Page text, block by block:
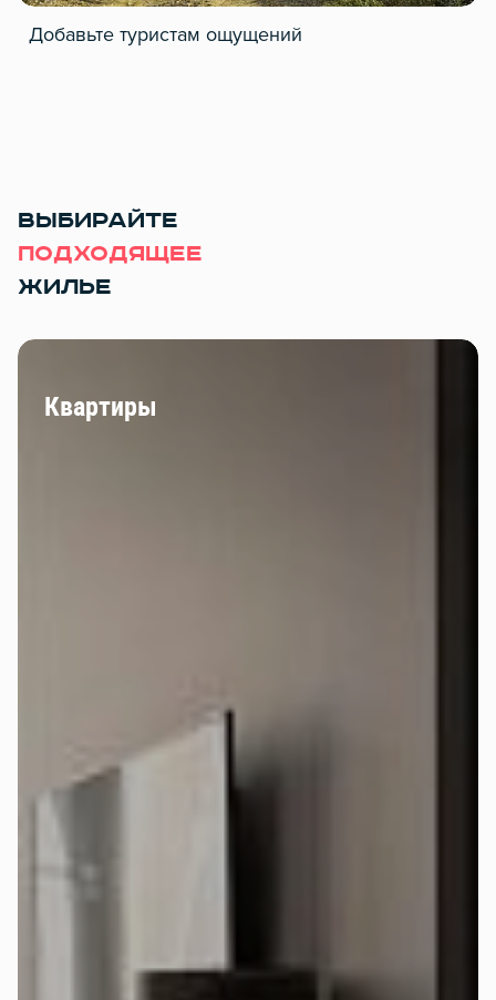
Добавьте туристам ощущений
ВЫБИРАЙТЕ
ПОДХОДЯЩЕЕ
ЖИЛЬЕ
Квартиры